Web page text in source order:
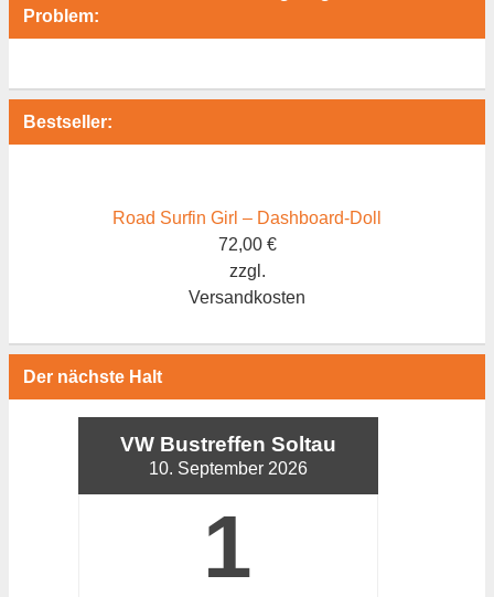
Problem:
Bestseller:
Road Surfin Girl – Dashboard-Doll
72,00 €
zzgl.
Versandkosten
Der nächste Halt
VW Bustreffen Soltau
10. September 2026
1